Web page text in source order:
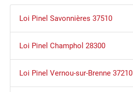
Loi Pinel Savonnières 37510
Loi Pinel Champhol 28300
Loi Pinel Vernou-sur-Brenne 37210